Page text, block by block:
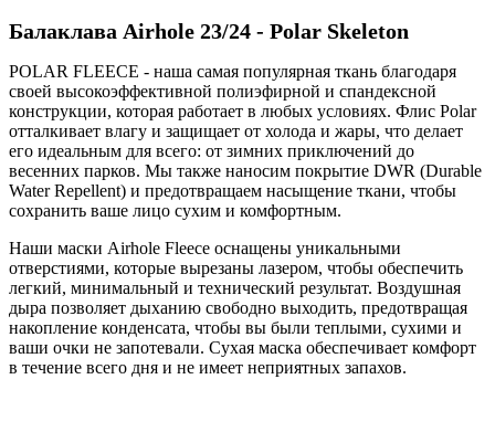
Балаклава Airhole 23/24 - Polar Skeleton
POLAR FLEECE - наша самая популярная ткань благодаря
своей высокоэффективной полиэфирной и спандексной
конструкции, которая работает в любых условиях. Флис Polar
отталкивает влагу и защищает от холода и жары, что делает
его идеальным для всего: от зимних приключений до
весенних парков. Мы также наносим покрытие DWR (Durable
Water Repellent) и предотвращаем насыщение ткани, чтобы
сохранить ваше лицо сухим и комфортным.
Наши маски Airhole Fleece оснащены уникальными
отверстиями, которые вырезаны лазером, чтобы обеспечить
легкий, минимальный и технический результат. Воздушная
дыра позволяет дыханию свободно выходить, предотвращая
накопление конденсата, чтобы вы были теплыми, сухими и
ваши очки не запотевали. Сухая маска обеспечивает комфорт
в течение всего дня и не имеет неприятных запахов.